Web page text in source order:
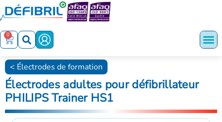
0
Électrodes de formation
Électrodes adultes pour défibrillateur
PHILIPS Trainer HS1